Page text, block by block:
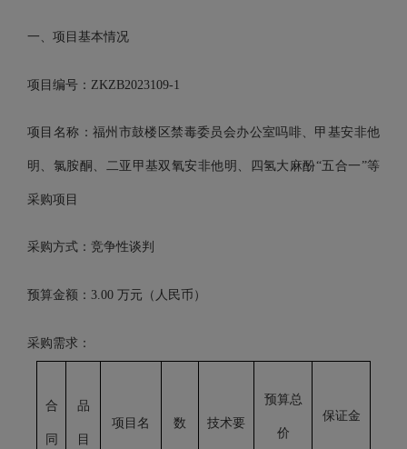
一、项目基本情况
项目编号： ZKZB2023109-1
项目名称： 福州市鼓楼区禁毒委员会办公室吗啡、甲基安非他
明、氯胺酮、二亚甲基双氧安非他明、四氢大麻酚“五合一”等
采购项目
采购方式：竞争性谈判
预算金额： 3.00 万元（人民币）
采购需求：
合
同
品
目
项目名 数 技术要
预算总
价
保证金